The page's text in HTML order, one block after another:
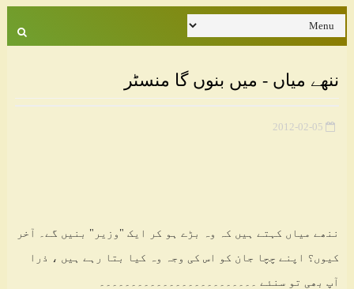
ننھے میاں - میں بنوں گا منسٹر
2012-02-05
ننھے میاں کہتے ہیں کہ وہ بڑے ہو کر ایک "وزیر" بنیں گے۔ آخر
کیوں؟ اپنے چچا جان کو اس کی وجہ وہ کیا بتا رہے ہیں ، ذرا
آپ بھی تو سنئے ۔۔۔۔۔۔۔۔۔۔۔۔۔۔۔۔۔۔۔۔۔۔۔۔۔